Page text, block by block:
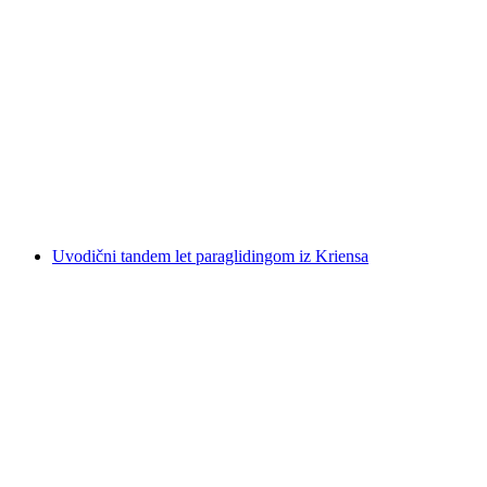
Uvodični tandem let paraglidingom iz Kriensa